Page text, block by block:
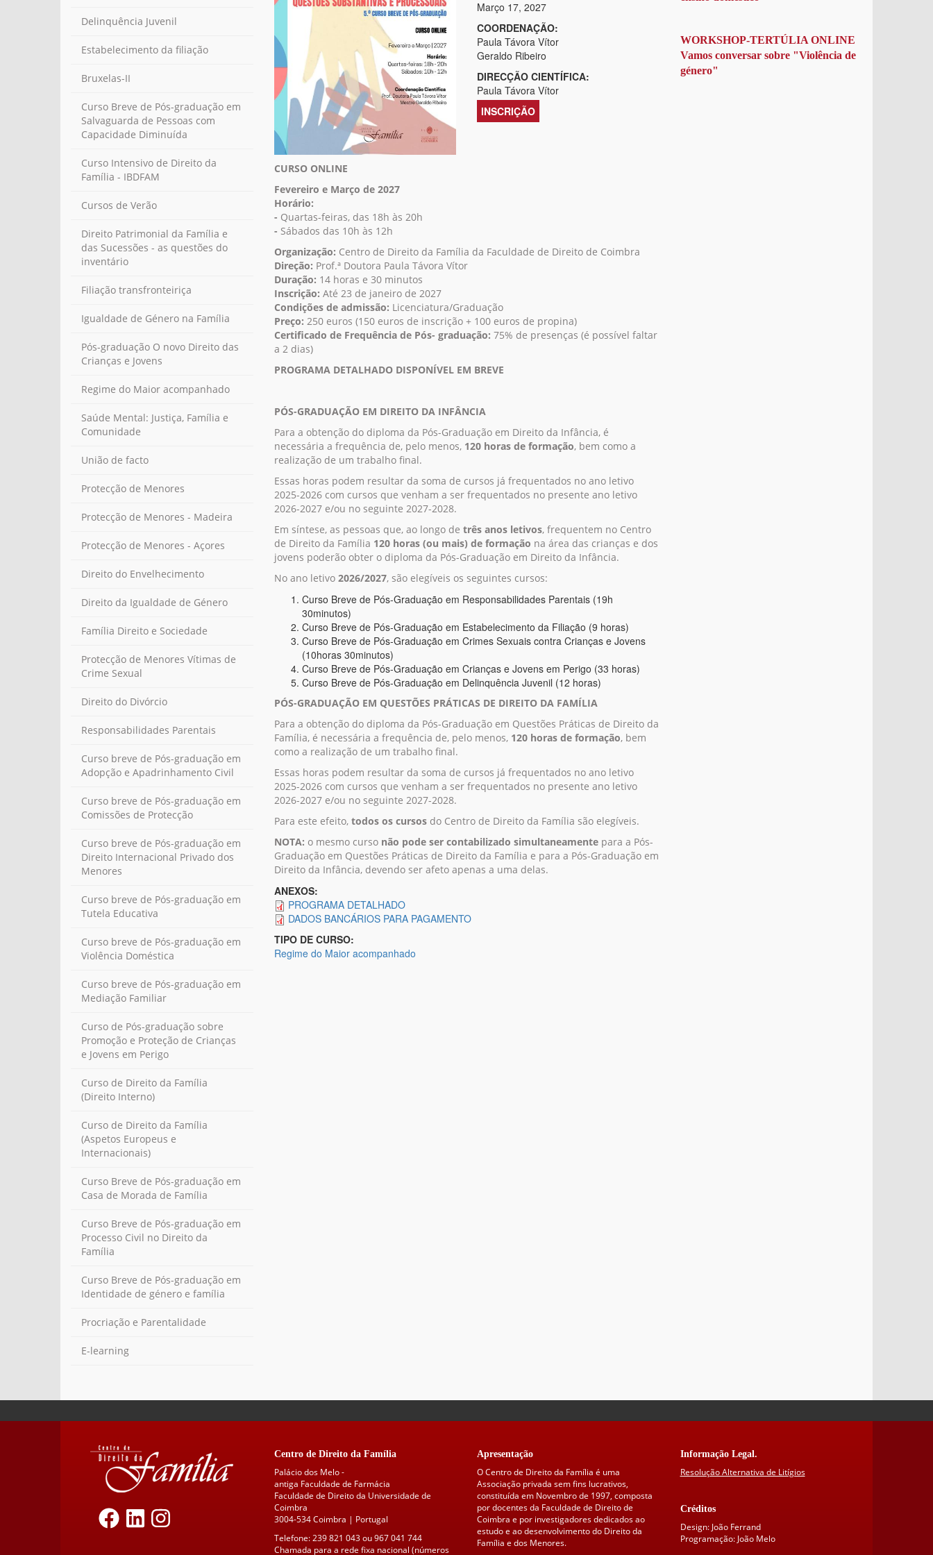
Delinquência Juvenil
Estabelecimento da filiação
Bruxelas-II
Curso Breve de Pós-graduação em
Salvaguarda de Pessoas com
Capacidade Diminuída
Curso Intensivo de Direito da
Família - IBDFAM
Cursos de Verão
Direito Patrimonial da Família e
das Sucessões - as questões do
inventário
Filiação transfronteiriça
Igualdade de Género na Família
Pós-graduação O novo Direito das
Crianças e Jovens
Regime do Maior acompanhado
Saúde Mental: Justiça, Família e
Comunidade
União de facto
Protecção de Menores
Protecção de Menores - Madeira
Protecção de Menores - Açores
Direito do Envelhecimento
Direito da Igualdade de Género
Família Direito e Sociedade
Protecção de Menores Vítimas de
Crime Sexual
Direito do Divórcio
Responsabilidades Parentais
Curso breve de Pós-graduação em
Adopção e Apadrinhamento Civil
Curso breve de Pós-graduação em
Comissões de Protecção
Curso breve de Pós-graduação em
Direito Internacional Privado dos
Menores
Curso breve de Pós-graduação em
Tutela Educativa
Curso breve de Pós-graduação em
Violência Doméstica
Curso breve de Pós-graduação em
Mediação Familiar
Curso de Pós-graduação sobre
Promoção e Proteção de Crianças
e Jovens em Perigo
Curso de Direito da Família
(Direito Interno)
Curso de Direito da Família
(Aspetos Europeus e
Internacionais)
Curso Breve de Pós-graduação em
Casa de Morada de Família
Curso Breve de Pós-graduação em
Processo Civil no Direito da
Família
Curso Breve de Pós-graduação em
Identidade de género e família
Procriação e Parentalidade
E-learning
Março 17, 2027
COORDENAÇÃO:
Paula Távora Vítor
Geraldo Ribeiro
DIRECÇÃO CIENTÍFICA:
Paula Távora Vítor
INSCRIÇÃO
CURSO ONLINE
Fevereiro e Março de 2027
Horário:
- Quartas-feiras, das 18h às 20h
- Sábados das 10h às 12h
Organização: Centro de Direito da Família da Faculdade de Direito de Coimbra
Direção: Prof.ª Doutora Paula Távora Vítor
Duração: 14 horas e 30 minutos
Inscrição: Até 23 de janeiro de 2027
Condições de admissão: Licenciatura/Graduação
Preço: 250 euros (150 euros de inscrição + 100 euros de propina)
Certificado de Frequência de Pós- graduação: 75% de presenças (é possível faltar
a 2 dias)
PROGRAMA DETALHADO DISPONÍVEL EM BREVE
PÓS-GRADUAÇÃO EM DIREITO DA INFÂNCIA
Para a obtenção do diploma da Pós-Graduação em Direito da Infância, é
necessária a frequência de, pelo menos, 120 horas de formação, bem como a
realização de um trabalho final.
Essas horas podem resultar da soma de cursos já frequentados no ano letivo
2025-2026 com cursos que venham a ser frequentados no presente ano letivo
2026-2027 e/ou no seguinte 2027-2028.
Em síntese, as pessoas que, ao longo de três anos letivos, frequentem no Centro
de Direito da Família 120 horas (ou mais) de formação na área das crianças e dos
jovens poderão obter o diploma da Pós-Graduação em Direito da Infância.
No ano letivo 2026/2027, são elegíveis os seguintes cursos:
Curso Breve de Pós-Graduação em Responsabilidades Parentais (19h
30minutos)
Curso Breve de Pós-Graduação em Estabelecimento da Filiação (9 horas)
Curso Breve de Pós-Graduação em Crimes Sexuais contra Crianças e Jovens
(10horas 30minutos)
Curso Breve de Pós-Graduação em Crianças e Jovens em Perigo (33 horas)
Curso Breve de Pós-Graduação em Delinquência Juvenil (12 horas)
PÓS-GRADUAÇÃO EM QUESTÕES PRÁTICAS DE DIREITO DA FAMÍLIA
Para a obtenção do diploma da Pós-Graduação em Questões Práticas de Direito da
Família, é necessária a frequência de, pelo menos, 120 horas de formação, bem
como a realização de um trabalho final.
Essas horas podem resultar da soma de cursos já frequentados no ano letivo
2025-2026 com cursos que venham a ser frequentados no presente ano letivo
2026-2027 e/ou no seguinte 2027-2028.
Para este efeito, todos os cursosdo Centro de Direito da Família são elegíveis.
NOTA: o mesmo curso não pode ser contabilizado simultaneamentepara a Pós-
Graduação em Questões Práticas de Direito da Família e para a Pós-Graduação em
Direito da Infância, devendo ser afeto apenas a uma delas.
ANEXOS:
PROGRAMA DETALHADO
DADOS BANCÁRIOS PARA PAGAMENTO
TIPO DE CURSO:
Regime do Maior acompanhado
WORKSHOP-TERTÚLIA ONLINE
Vamos conversar sobre "Violência de
género"
Centro de Direito da Família
Palácio dos Melo -
antiga Faculdade de Farmácia
Faculdade de Direito da Universidade de
Coimbra
3004-534 Coimbra | Portugal
Telefone: 239 821 043 ou 967 041 744
Chamada para a rede fixa nacional (números
Apresentação
O Centro de Direito da Família é uma
Associação privada sem fins lucrativos,
constituída em Novembro de 1997, composta
por docentes da Faculdade de Direito de
Coimbra e por investigadores dedicados ao
estudo e ao desenvolvimento do Direito da
Família e dos Menores.
Informação Legal.
Resolução Alternativa de Litígios
Créditos
Design: João Ferrand
Programação: João Melo